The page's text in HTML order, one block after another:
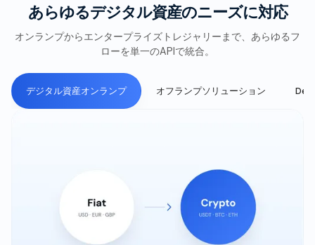
あらゆるデジタル資産のニーズに対応
オンランプからエンタープライズトレジャリーまで、あらゆるフ
ローを単一のAPIで統合。
デジタル資産オンランプ オフランプソリューション